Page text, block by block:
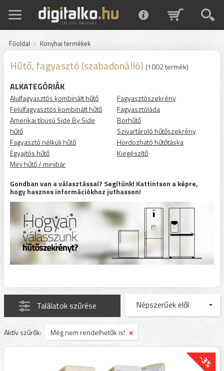
Főoldal Konyhai termékek
Hűtő, fagyasztó (szabadonálló) (1002 termék)
ALKATEGÓRIÁK
Alulfagyasztós kombinált hűtő
Felülfagyasztós kombinált hűtő
Amerikai típusú Side By Side
hűtő
Fagyasztó nélküli hűtő
Egyajtós hűtő
Mini hűtő / minibár
Fagyasztószekrény
Fagyasztóláda
Borhűtő
Szivartároló hűtőszekrény
Hordozható hűtőtáska
Kiegészítő
Gondban van a választással? Segítünk! Kattintson a képre,
hogy hasznos információkhoz juthasson!
Találatok szűrése
Aktív szűrők: Még nem rendelhetők is!
-3%